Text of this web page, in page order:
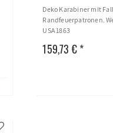
Deko Karabiner mit
Randfeuerpatronen.
USA 1863
159,73 € *